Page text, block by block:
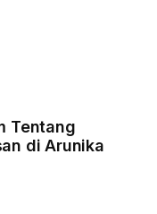
Tentang
di Arunika